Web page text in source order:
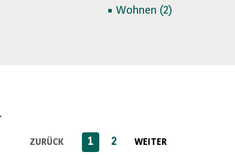
Wohnen (2)
ZURÜCK 1 2 WEITER